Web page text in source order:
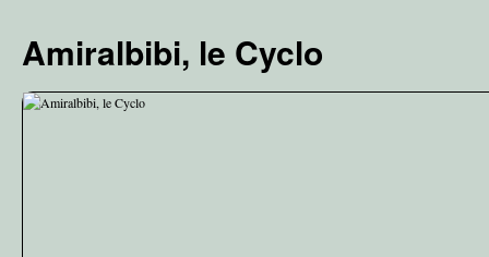
contenu
Amiralbibi, le Cyclo